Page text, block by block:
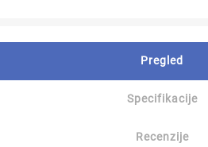
Pregled
Specifikacije
Recenzije